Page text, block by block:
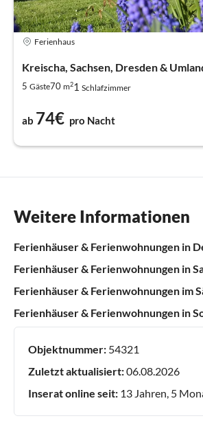
Ferienhaus
Kreischa, Sachsen, Dresden &
5 Gäste70 m21 Schlafzimmer
ab 74€ pro Nacht
Weitere Informationen
Ferienhäuser & Ferienwohnungen in
Ferienhäuser & Ferienwohnungen in
Ferienhäuser & Ferienwohnungen im
Ferienhäuser & Ferienwohnungen in
Objektnummer: 54321
Zuletzt aktualisiert:06.08.2026
Inserat online seit: 13 Jahren, 5